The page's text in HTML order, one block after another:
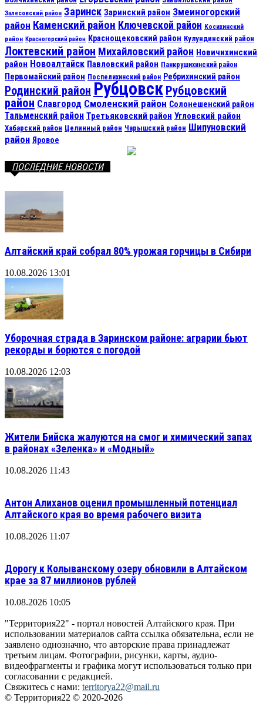
Залесовский район Заринск Заринский район Змеиногорский
район Каменский район Ключевской район Косихинский
район Красногорский район Краснощековский район Кулундинский район
Локтевский район Михайловский район Новичихинский
район Новоалтайск Павловский район Панкрушихинский район
Первомайский район Поспелихинский район Ребрихинский район
Родинский район Рубцовск Рубцовский
район Славгород Смоленский район Солонешенский район
Тальменский район Третьяковский район Угловский район
Хабарский район Целинный район Чарышский район Шипуновский
район Яровое
ПОСЛЕДНИЕ НОВОСТИ
Алтайский край собрал 80% урожая горчицы в Сибири
10.08.2026 13:01
Уборочная страда в Заринском районе: аграрии бьют
рекорды и борются с погодой
10.08.2026 12:03
Жители Бийска жалуются на смог и химический запах
в районах «Зеленка» и «Модный»
10.08.2026 11:43
Антон Алиханов оценил промышленный потенциал
Алтайского края во время рабочего визита
10.08.2026 11:07
Дорогу к Колыванскому озеру обновили в Алтайском
крае за 87 миллионов рублей
10.08.2026 10:05
"Территория22" - портал новостей Алтайского края. При
использовании материалов сайта ссылка обязательна, если не
заявлено однозначно, что авторские права принадлежат
третьим лицам. Фотографии, рисунки, карты, аудио-
видеофрагменты и графика могут использоваться только при
согласовании с редакцией.
Свяжитесь с нами: territorya22@mail.ru
© Территория22 © 2020-2026